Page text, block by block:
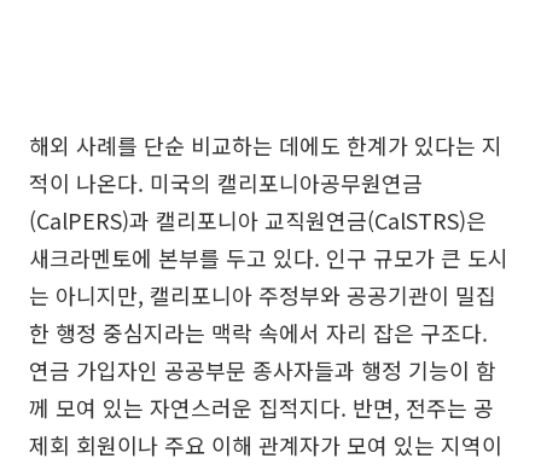
해외 사례를 단순 비교하는 데에도 한계가 있다는 지
적이 나온다. 미국의 캘리포니아공무원연금
(CalPERS)과 캘리포니아 교직원연금(CalSTRS)은
새크라멘토에 본부를 두고 있다. 인구 규모가 큰 도시
는 아니지만, 캘리포니아 주정부와 공공기관이 밀집
한 행정 중심지라는 맥락 속에서 자리 잡은 구조다.
연금 가입자인 공공부문 종사자들과 행정 기능이 함
께 모여 있는 자연스러운 집적지다. 반면, 전주는 공
제회 회원이나 주요 이해 관계자가 모여 있는 지역이